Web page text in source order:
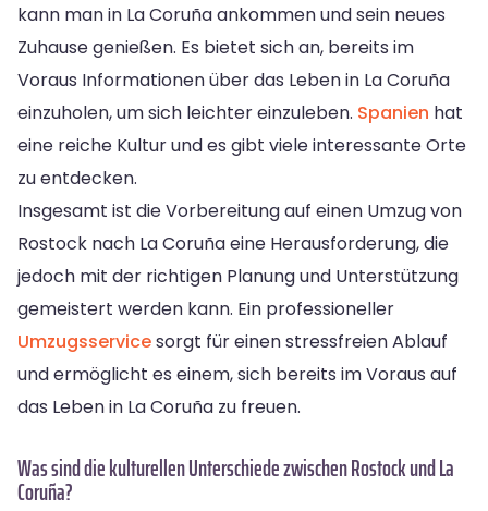
kann man in La Coruña ankommen und sein neues
Zuhause genießen. Es bietet sich an, bereits im
Voraus Informationen über das Leben in La Coruña
einzuholen, um sich leichter einzuleben. Spanien hat
eine reiche Kultur und es gibt viele interessante Orte
zu entdecken.
Insgesamt ist die Vorbereitung auf einen Umzug von
Rostock nach La Coruña eine Herausforderung, die
jedoch mit der richtigen Planung und Unterstützung
gemeistert werden kann. Ein professioneller
Umzugsservicesorgt für einen stressfreien Ablauf
und ermöglicht es einem, sich bereits im Voraus auf
das Leben in La Coruña zu freuen.
Was sind die kulturellen Unterschiede zwischen Rostock und La
Coruña?